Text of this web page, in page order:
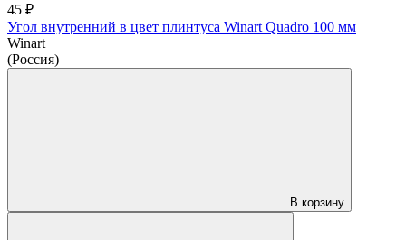
45 ₽
Угол внутренний в цвет плинтуса Winart Quadro 100 мм
Winart
(Россия)
В корзину